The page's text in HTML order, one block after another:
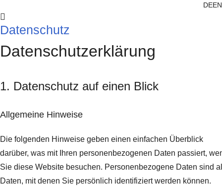
DEEN
Datenschutz
Datenschutz­erklärung
1. Datenschutz auf einen Blick
Allgemeine Hinweise
Die folgenden Hinweise geben einen einfachen Überblick
darüber, was mit Ihren personenbezogenen Daten passiert,
Sie diese Website besuchen. Personenbezogene Daten sind
Daten, mit denen Sie persönlich identifiziert werden können.